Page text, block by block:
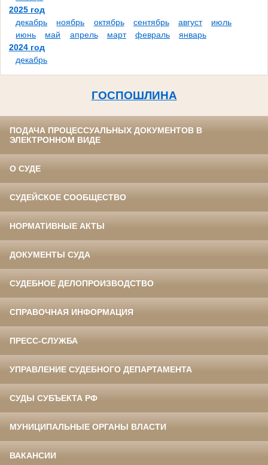
2025 год
декабрь
ноябрь октябрь сентябрь август
июль
июнь
май апрель март февраль
январь
2024 год
декабрь
ГОСПОШЛИНА
ПОДАЧА ПРОЦЕССУАЛЬНЫХ ДОКУМЕНТОВ В
ЭЛЕКТРОННОМ ВИДЕ
О СУДЕ
СУДЕЙСКОЕ СООБЩЕСТВО
НОРМАТИВНЫЕ АКТЫ
ДОКУМЕНТЫ СУДА
СУДЕБНОЕ ДЕЛОПРОИЗВОДСТВО
СПРАВОЧНАЯ ИНФОРМАЦИЯ
ПРЕСС-СЛУЖБА
УПРАВЛЕНИЕ СУДЕБНОГО ДЕПАРТАМЕНТА
СУДЫ СУБЪЕКТА РФ
МУНИЦИПАЛЬНЫЕ ОРГАНЫ ВЛАСТИ
ВАКАНСИИ